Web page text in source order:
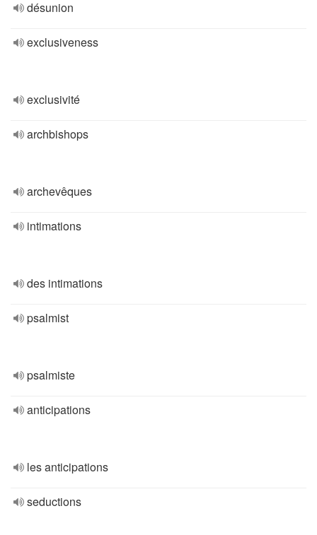
désunion
exclusiveness
exclusivité
archbishops
archevêques
intimations
des intimations
psalmist
psalmiste
anticipations
les anticipations
seductions